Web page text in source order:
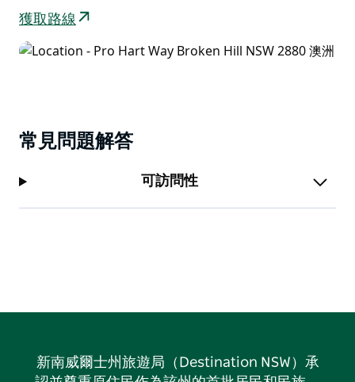
獲取路線
常見問題解答
可訪問性
新南威爾士州旅遊局（Destination NSW）承